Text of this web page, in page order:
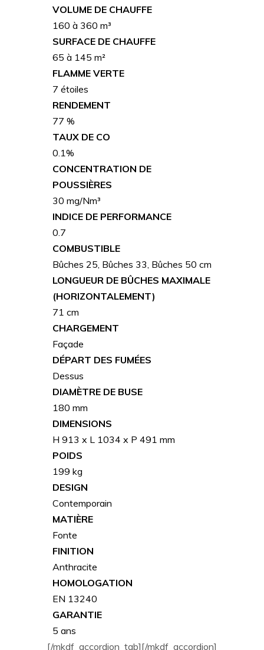
VOLUME DE CHAUFFE
160 à 360 m³
SURFACE DE CHAUFFE
65 à 145 m²
FLAMME VERTE
7 étoiles
RENDEMENT
77 %
TAUX DE CO
0.1%
CONCENTRATION DE
POUSSIÈRES
30 mg/Nm³
INDICE DE PERFORMANCE
0.7
COMBUSTIBLE
Bûches 25, Bûches 33, Bûches 50 cm
LONGUEUR DE BÛCHES MAXIMALE
(HORIZONTALEMENT)
71 cm
CHARGEMENT
Façade
DÉPART DES FUMÉES
Dessus
DIAMÈTRE DE BUSE
180 mm
DIMENSIONS
H 913 x L 1034 x P 491 mm
POIDS
199 kg
DESIGN
Contemporain
MATIÈRE
Fonte
FINITION
Anthracite
HOMOLOGATION
EN 13240
GARANTIE
5 ans
[/mkdf_accordion_tab][/mkdf_accordion]